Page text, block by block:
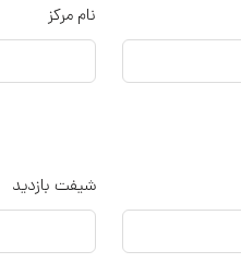
نام مرکز
شیفت بازدید